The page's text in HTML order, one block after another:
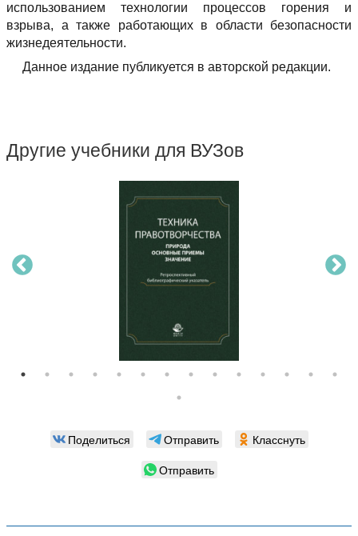
использованием технологии процессов горения и
взрыва, а также работающих в области безопасности
жизнедеятельности.
Данное издание публикуется в авторской редакции.
Другие учебники для ВУЗов
Поделиться Отправить
Класснуть
Отправить